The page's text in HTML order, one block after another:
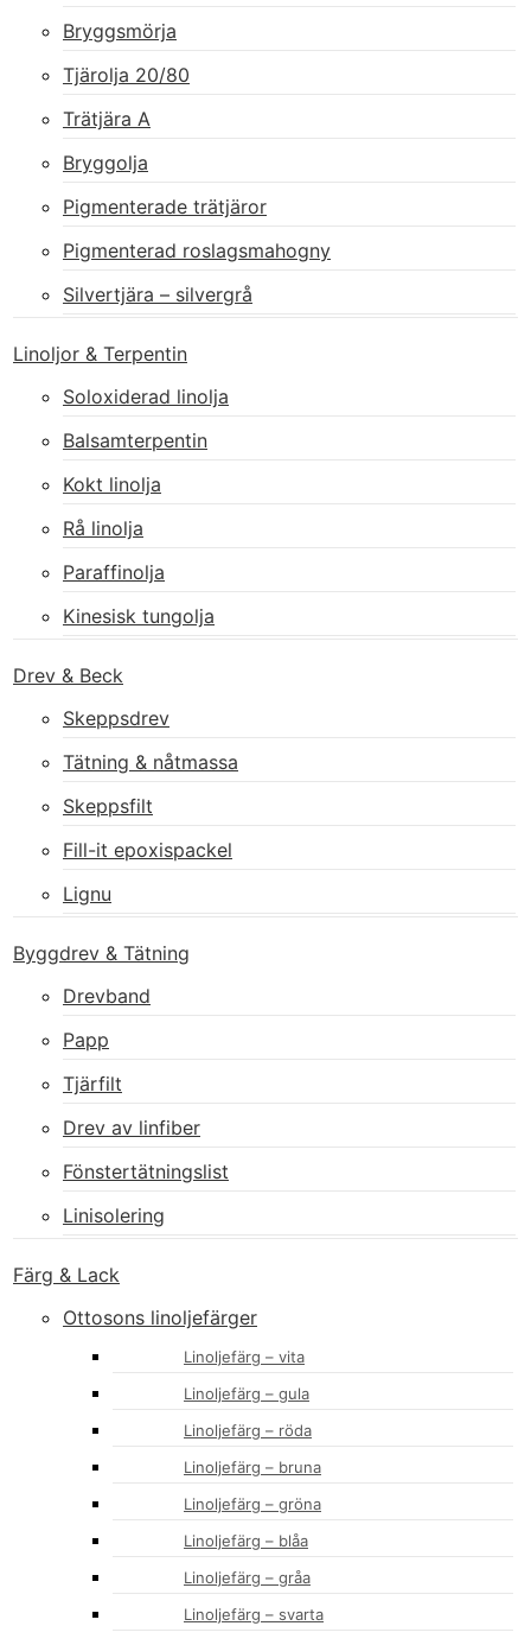
Bryggsmörja
Tjärolja 20/80
Trätjära A
Bryggolja
Pigmenterade trätjäror
Pigmenterad roslagsmahogny
Silvertjära – silvergrå
Linoljor & Terpentin
Soloxiderad linolja
Balsamterpentin
Kokt linolja
Rå linolja
Paraffinolja
Kinesisk tungolja
Drev & Beck
Skeppsdrev
Tätning & nåtmassa
Skeppsfilt
Fill-it epoxispackel
Lignu
Byggdrev & Tätning
Drevband
Papp
Tjärfilt
Drev av linfiber
Fönstertätningslist
Linisolering
Färg & Lack
Ottosons linoljefärger
Linoljefärg – vita
Linoljefärg – gula
Linoljefärg – röda
Linoljefärg – bruna
Linoljefärg – gröna
Linoljefärg – blåa
Linoljefärg – gråa
Linoljefärg – svarta